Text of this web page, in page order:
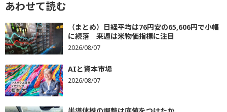
あわせて読む
（まとめ）日経平均は76円安の65,606円で小幅
に続落 来週は米物価指標に注目
2026/08/07
AIと資本市場
2026/08/07